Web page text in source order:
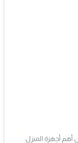
أهم أجهزة المنزل